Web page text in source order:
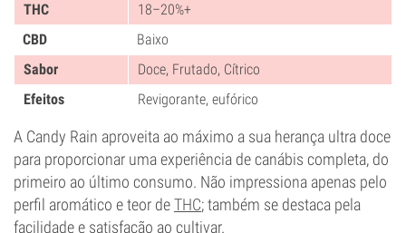
THC
18–20%+
CBD
Baixo
Sabor
Doce, Frutado, Cítrico
Efeitos
Revigorante, eufórico
A Candy Rain aproveita ao máximo a sua herança ultra doce
para proporcionar uma experiência de canábis completa, do
primeiro ao último consumo. Não impressiona apenas pelo
perfil aromático e teor deTHC; também se destaca pela
facilidade e satisfação ao cultivar.